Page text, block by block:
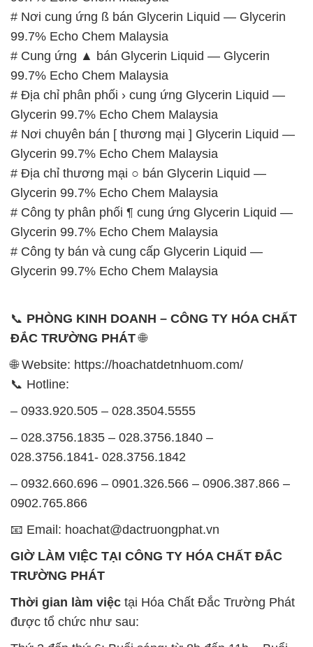
# Địa chỉ phân phối › cung ứng Glycerin Liquid —
Glycerin 99.7% Echo Chem Malaysia
# Nơi chuyên bán [ thương mại ] Glycerin Liquid —
Glycerin 99.7% Echo Chem Malaysia
# Địa chỉ thương mại ○ bán Glycerin Liquid —
Glycerin 99.7% Echo Chem Malaysia
# Công ty phân phối ¶ cung ứng Glycerin Liquid —
Glycerin 99.7% Echo Chem Malaysia
# Công ty bán và cung cấp Glycerin Liquid —
Glycerin 99.7% Echo Chem Malaysia
📞PHÒNG KINH DOANH – CÔNG TY HÓA CHẤT
ĐẮC TRƯỜNG PHÁT 🌐
🌐 Website: https://hoachatdetnhuom.com/
– 0933.920.505 – 028.3504.5555
028.3756.1841- 028.3756.1842
0902.765.866
📧 Email: hoachat@dactruongphat.vn
TRƯỜNG PHÁT
được tổ chức như sau:
Thứ 2 đến thứ 6: Buổi sáng: từ 8h đến 11h – Buổi
chiều: từ 12h30 đến 17h
Thứ 7: Buổi sáng: từ 8h đến 11h – Buổi chiều: từ
12h30 đến 16h